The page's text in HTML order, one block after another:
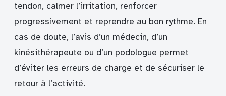
tendon, calmer l’irritation, renforcer
progressivement et reprendre au bon rythme. En
cas de doute, l’avis d’un médecin, d’un
kinésithérapeute ou d’un podologue permet
d’éviter les erreurs de charge et de sécuriser le
retour à l’activité.